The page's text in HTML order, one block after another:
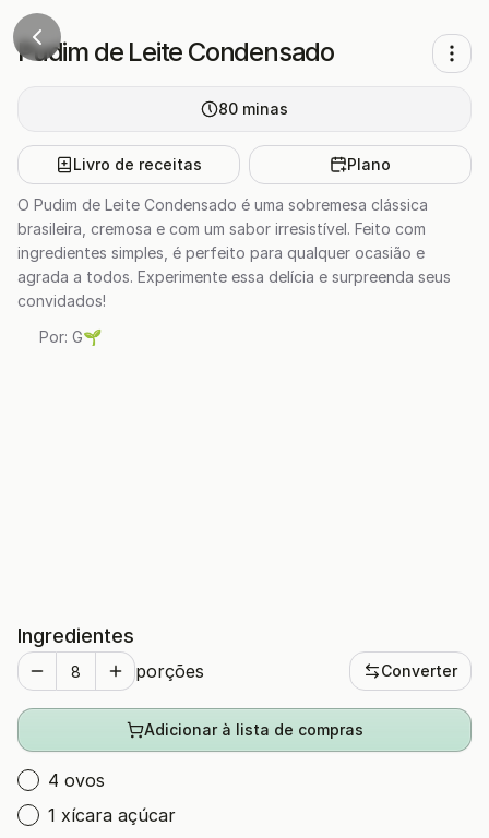
Pudim de Leite Condensado
80 minas
Livro de receitas Plano
O Pudim de Leite Condensado é uma sobremesa clássica
brasileira, cremosa e com um sabor irresistível. Feito com
ingredientes simples, é perfeito para qualquer ocasião e
agrada a todos. Experimente essa delícia e surpreenda seus
convidados!
Por: G🌱
Ingredientes
porções Converter
Adicionar à lista de compras
4 ovos
1 xícara açúcar